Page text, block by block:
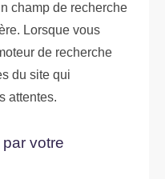
champ de recherche
Lorsque vous
de recherche
du site qui
attentes.
votre